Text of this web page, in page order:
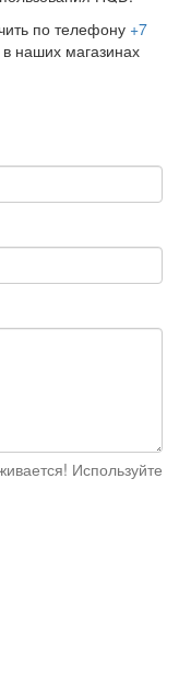
по телефону +7
наших магазинах
Используйте